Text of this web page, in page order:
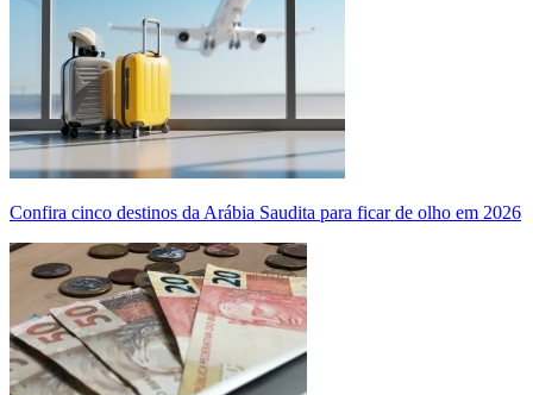
Confira cinco destinos da Arábia Saudita para ficar de olho em 2026